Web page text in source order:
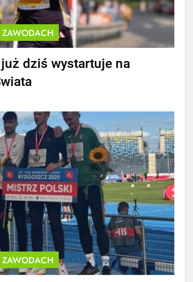
dziś wystartuje na